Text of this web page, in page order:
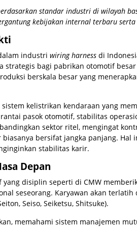
standar industri di wilayah
kebijakan internal terbaru serta
industri wiring harness di
bagi pabrikan otomotif besar
berskala besar yang
kelistrikan kendaraan yang
pasok otomotif, stabilitas
sektor ritel, mengingat
bersifat jangka panjang. Hal
stabilitas karir.
Depan
disiplin seperti di CMW
seseorang. Karyawan akan terlatih
Seiso, Seiketsu, Shitsuke).
memahami sistem manajemen